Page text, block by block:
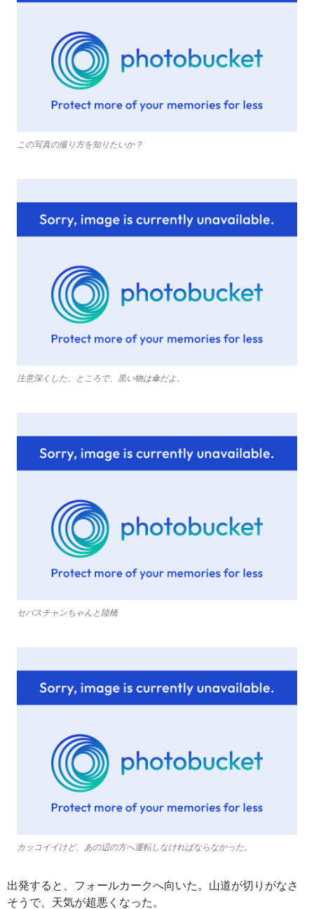
この写真の撮り方を知りたいか？
注意深くした。ところで、黒い物は傘だよ。
セバスチャンちゃんと陸橋
カッコイイけど、あの辺の方へ運転しなければならなかった。
出発すると、フォールカークへ向いた。山道が切りがなさ
そうで、天気が超悪くなった。